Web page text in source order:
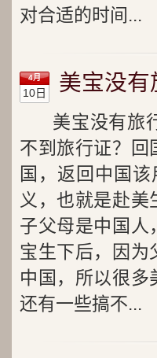
对合适的时间...
4月
10日 美宝没有
美宝没有旅
不到旅行证？回
国，返回中国
义，也就是赴
子父母是中国人
宝生下后，因为
中国，所以很多
还有一些搞不...